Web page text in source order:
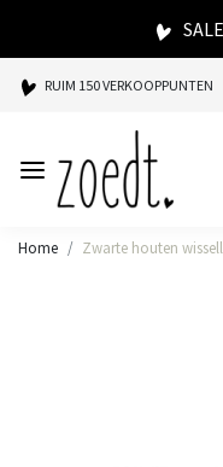
RUIM 150 VERKOOPPUNTEN
SPAARPUNTEN BIJ ELKE
SNELLE LEVERING
Home Zwarte houten